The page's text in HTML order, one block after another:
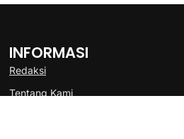
INFORMASI
Redaksi
Tentang Kami